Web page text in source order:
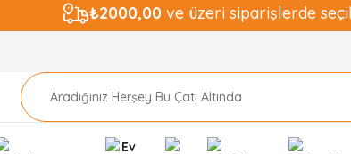
₺2000,00ve üzeri siparişlerde